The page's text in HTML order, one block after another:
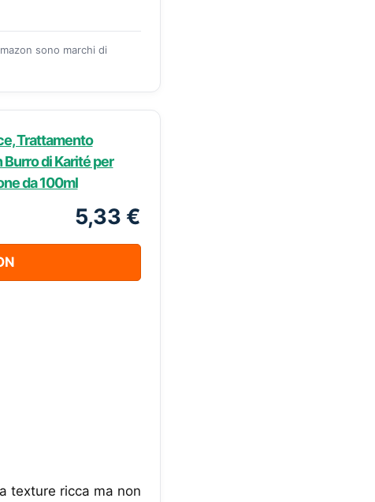
sono marchi di
Trattamento
di Karité per
da 100ml
5,33 €
texture ricca ma non